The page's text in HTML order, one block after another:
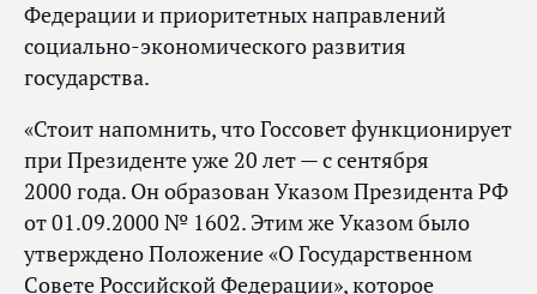
Федерации и приоритетных направлений
социально-экономического развития
государства.
«Стоит напомнить, что Госсовет функционирует
при Президенте уже 20 лет — с сентября
2000 года. Он образован Указом Президента РФ
от 01.09.2000 № 1602. Этим же Указом было
утверждено Положение «О Государственном
Совете Российской Федерации», которое